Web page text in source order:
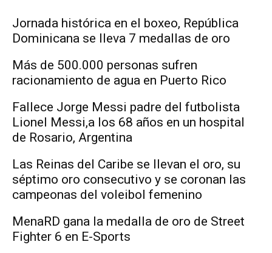
Jornada histórica en el boxeo, República
Dominicana se lleva 7 medallas de oro
Más de 500.000 personas sufren
racionamiento de agua en Puerto Rico
Fallece Jorge Messi padre del futbolista
Lionel Messi,a los 68 años en un hospital
de Rosario, Argentina
Las Reinas del Caribe se llevan el oro, su
séptimo oro consecutivo y se coronan las
campeonas del voleibol femenino
MenaRD gana la medalla de oro de Street
Fighter 6 en E-Sports